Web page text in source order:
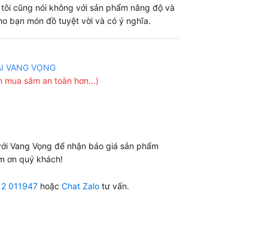
cũng nói không với sản phẩm nâng độ và
bạn món đồ tuyệt vời và có ý nghĩa.
VANG VỌNG
sắm an toàn hơn...)
Vang Vọng để nhận báo giá sản phẩm
ơn quý khách!
011947 hoặc Chat Zalo tư vấn.